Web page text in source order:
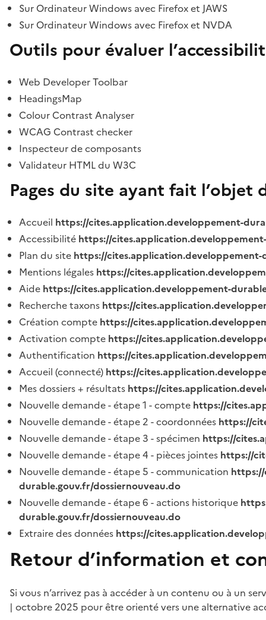
Sur Ordinateur Windows avec Firefox et JAWS
Sur Ordinateur Windows avec Firefox et NVDA
Outils pour évaluer
Web Developer Toolbar
HeadingsMap
Colour Contrast Analyser
WCAG Contrast checker
Inspecteur de composants
Validateur HTML du W3C
Pages du site ayant fait
Accueil https://cites.application.developpement-
Accessibilité https://
Plan du site https://
Mentions légales https://
Aide https://cites.application.developpement-
Recherche taxons https://
Création compte https://
Activation compte https://
Authentification https://
Accueil (connecté) https://
Mes dossiers + résultats https://
Nouvelle demande - étape 1 - compte https://
Nouvelle demande - étape 2 - coordonnées https://
Nouvelle demande - étape 3 - spécimen https://
Nouvelle demande - étape 4 - pièces jointes https://
Nouvelle demande - étape 5 - communication
durable.gouv.fr/dossiernouveau.do
Nouvelle demande - étape 6 - actions historique
durable.gouv.fr/dossiernouveau.do
Extraire des données https://
Retour d’information et
Si vous n’arrivez pas à accéder à un contenu ou à un
| octobre 2025 pour être orienté vers une alternative